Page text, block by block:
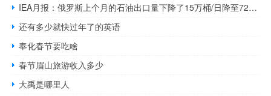
IEA月报：俄罗斯上个月的石油出口量下降了15万桶/日降至720万桶/日比去年同期减少了57万桶/日全球观察到的石油库存在8月份减少了7630万桶降至13个月来的最低水平欧佩克+今年迄今为止的产量已经下降了200万桶/日
还有多少就快过年了的英语
奉化春节要吃啥
春节眉山旅游收入多少
大禹是哪里人